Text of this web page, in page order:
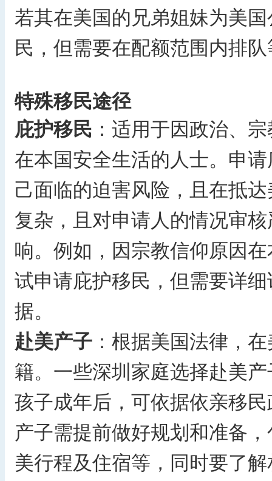
若其在美国的兄弟姐妹为美
民，但需要在配额范围内排
特殊移民途径
庇护移民 ：适用于因政治、
在本国安全生活的人士。申
己面临的迫害风险，且在抵
复杂，且对申请人的情况审
响。例如，因宗教信仰原因
试申请庇护移民，但需要详
据。
赴美产子 ：根据美国法律，
籍。一些深圳家庭选择赴美
孩子成年后，可依据依亲移
产子需提前做好规划和准备
美行程及住宿等，同时要了